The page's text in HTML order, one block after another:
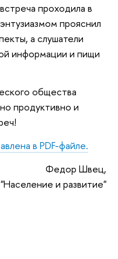
проходила в
прояснил
а слушатели
информации и пищи
общества
продуктивно и
в PDF-файле.
Федор Швец,
и развитие"